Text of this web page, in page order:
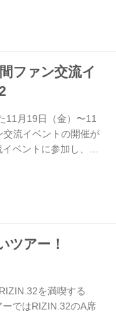
夜祭やアフターパ
アーは限定140名の
ファン交流イ
11月19日（金）〜11
流イベントの開催が
ベントに参加し、
開計量見学 17:00～
ご連絡致します。
ツアー！
を満喫する
ーではRIZIN.32のA席